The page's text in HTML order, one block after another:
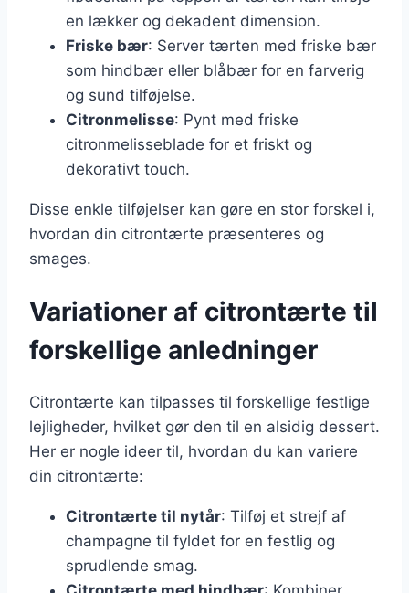
en lækker og dekadent dimension.
Friske bær: Server tærten med friske bær
som hindbær eller blåbær for en farverig
og sund tilføjelse.
Citronmelisse: Pynt med friske
citronmelisseblade for et friskt og
dekorativt touch.
Disse enkle tilføjelser kan gøre en stor forskel i,
hvordan din citrontærte præsenteres og
smages.
Variationer af citrontærte til
forskellige anledninger
Citrontærte kan tilpasses til forskellige festlige
lejligheder, hvilket gør den til en alsidig dessert.
Her er nogle ideer til, hvordan du kan variere
din citrontærte:
Citrontærte til nytår: Tilføj et strejf af
champagne til fyldet for en festlig og
sprudlende smag.